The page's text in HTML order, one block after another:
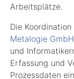
Arbeitsplätze.
Die
Metalogie GmbH
und
Erfassung und
Prozessdaten